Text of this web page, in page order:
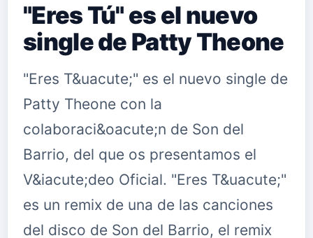
"Eres Tú" es el nuevo
single de Patty Theone
"Eres T&uacute;" es el nuevo single de
Patty Theone con la
colaboraci&oacute;n de Son del
Barrio, del que os presentamos el
V&iacute;deo Oficial. "Eres T&uacute;"
es un remix de una de las canciones
del disco de Son del Barrio, el remix